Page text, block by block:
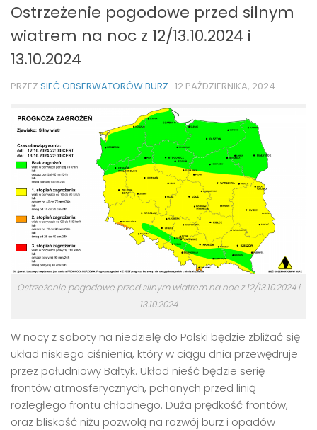
Ostrzeżenie pogodowe przed silnym
wiatrem na noc z 12/13.10.2024 i
13.10.2024
PRZEZ SIEĆ OBSERWATORÓW BURZ · 12 PAŹDZIERNIKA, 2024
Ostrzeżenie pogodowe przed silnym wiatrem na noc z 12/13.10.2024 i
13.10.2024
W nocy z soboty na niedzielę do Polski będzie zbliżać się
układ niskiego ciśnienia, który w ciągu dnia przewędruje
przez południowy Bałtyk. Układ nieść będzie serię
frontów atmosferycznych, pchanych przed linią
rozległego frontu chłodnego. Duża prędkość frontów,
oraz bliskość niżu pozwolą na rozwój burz i opadów